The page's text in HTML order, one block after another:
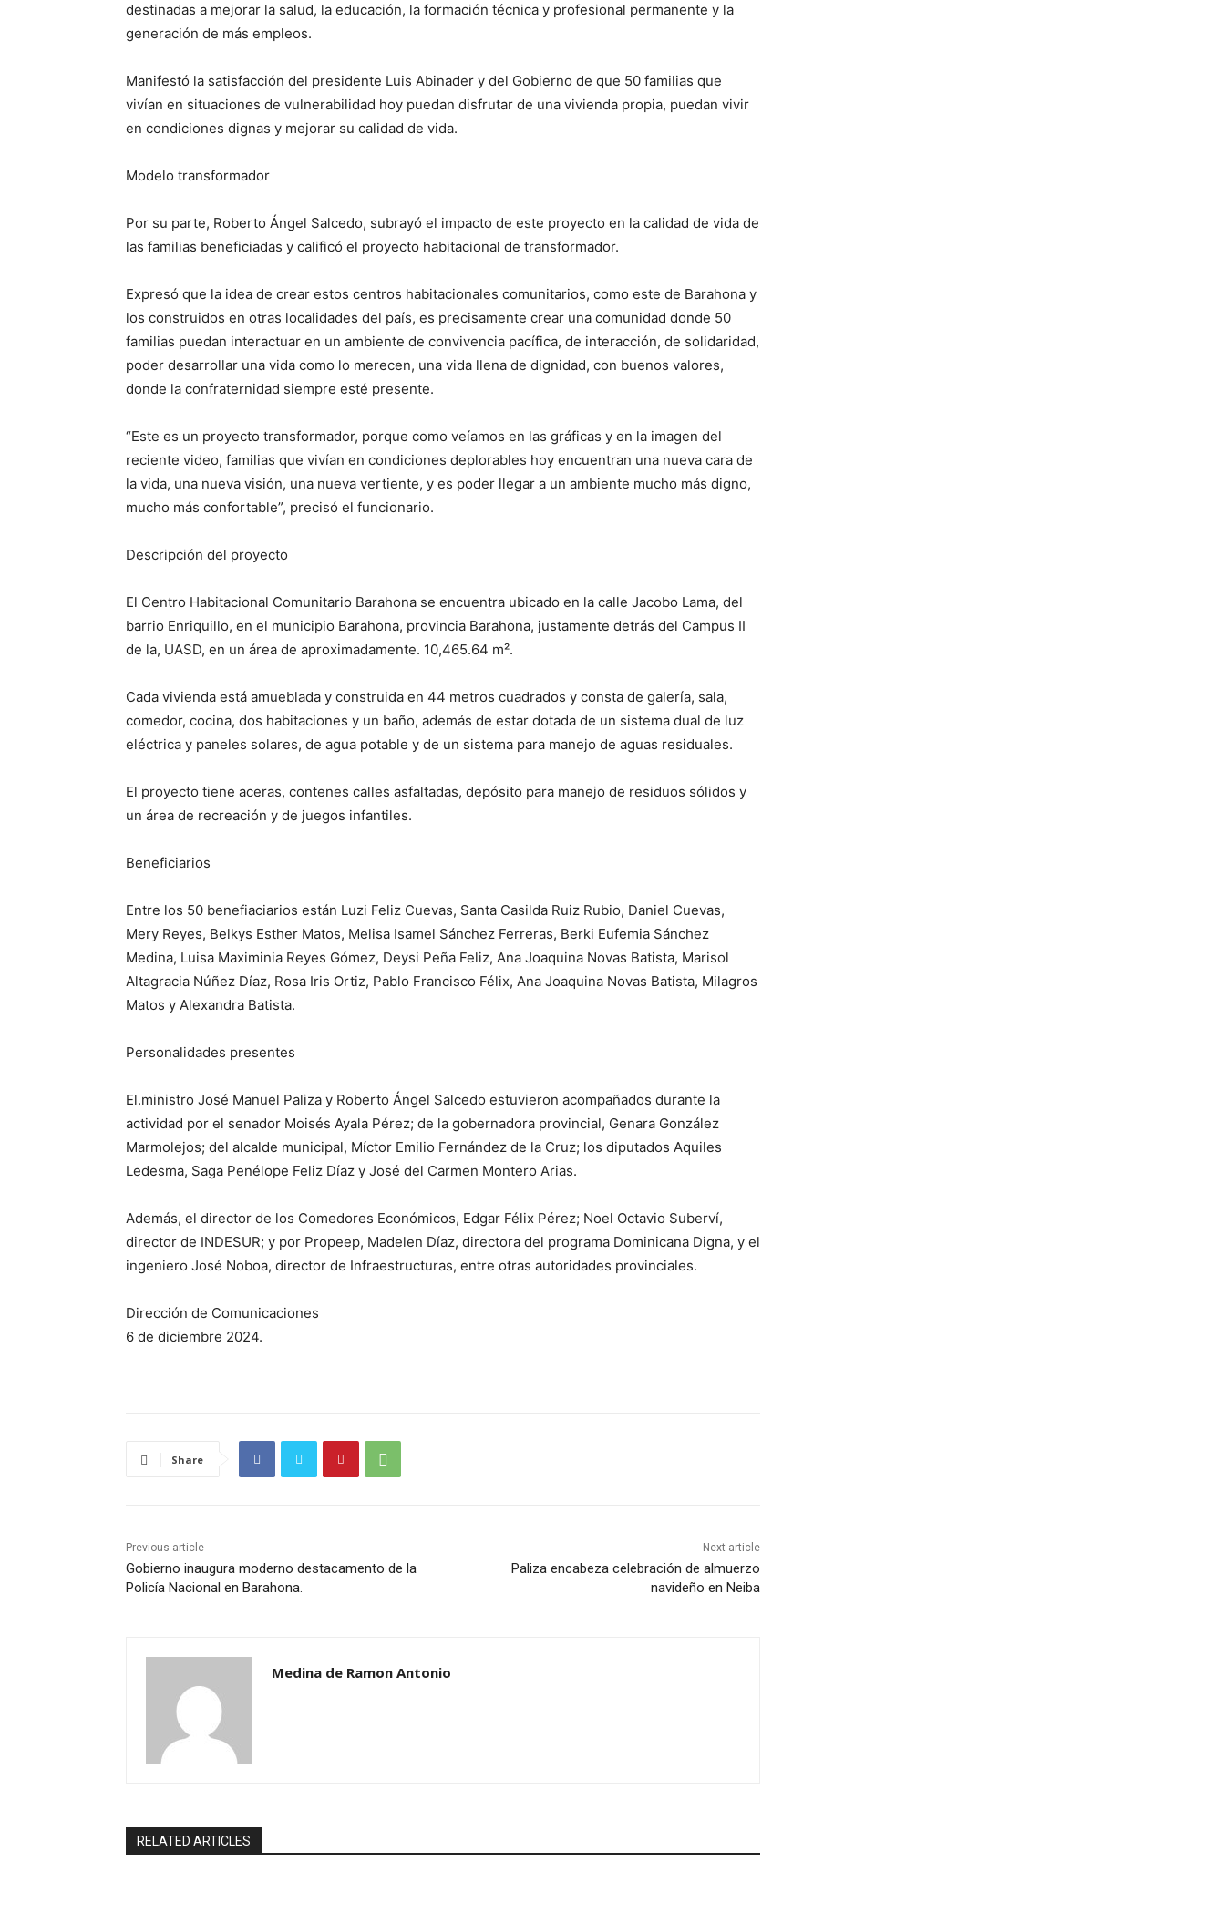
destinadas a mejorar la salud, la educación, la formación técnica y profesional permanente y la
generación de más empleos.
Manifestó la satisfacción del presidente Luis Abinader y del Gobierno de que 50 familias que
vivían en situaciones de vulnerabilidad hoy puedan disfrutar de una vivienda propia, puedan vivir
en condiciones dignas y mejorar su calidad de vida.
Modelo transformador
Por su parte, Roberto Ángel Salcedo, subrayó el impacto de este proyecto en la calidad de vida de
las familias beneficiadas y calificó el proyecto habitacional de transformador.
Expresó que la idea de crear estos centros habitacionales comunitarios, como este de Barahona y
los construidos en otras localidades del país, es precisamente crear una comunidad donde 50
familias puedan interactuar en un ambiente de convivencia pacífica, de interacción, de solidaridad,
poder desarrollar una vida como lo merecen, una vida llena de dignidad, con buenos valores,
donde la confraternidad siempre esté presente.
“Este es un proyecto transformador, porque como veíamos en las gráficas y en la imagen del
reciente video, familias que vivían en condiciones deplorables hoy encuentran una nueva cara de
la vida, una nueva visión, una nueva vertiente, y es poder llegar a un ambiente mucho más digno,
mucho más confortable”, precisó el funcionario.
Descripción del proyecto
El Centro Habitacional Comunitario Barahona se encuentra ubicado en la calle Jacobo Lama, del
barrio Enriquillo, en el municipio Barahona, provincia Barahona, justamente detrás del Campus II
de la, UASD, en un área de aproximadamente. 10,465.64 m².
Cada vivienda está amueblada y construida en 44 metros cuadrados y consta de galería, sala,
comedor, cocina, dos habitaciones y un baño, además de estar dotada de un sistema dual de luz
eléctrica y paneles solares, de agua potable y de un sistema para manejo de aguas residuales.
El proyecto tiene aceras, contenes calles asfaltadas, depósito para manejo de residuos sólidos y
un área de recreación y de juegos infantiles.
Beneficiarios
Entre los 50 benefiaciarios están Luzi Feliz Cuevas, Santa Casilda Ruiz Rubio, Daniel Cuevas,
Mery Reyes, Belkys Esther Matos, Melisa Isamel Sánchez Ferreras, Berki Eufemia Sánchez
Medina, Luisa Maximinia Reyes Gómez, Deysi Peña Feliz, Ana Joaquina Novas Batista, Marisol
Altagracia Núñez Díaz, Rosa Iris Ortiz, Pablo Francisco Félix, Ana Joaquina Novas Batista, Milagros
Matos y Alexandra Batista.
Personalidades presentes
El.ministro José Manuel Paliza y Roberto Ángel Salcedo estuvieron acompañados durante la
actividad por el senador Moisés Ayala Pérez; de la gobernadora provincial, Genara González
Marmolejos; del alcalde municipal, Míctor Emilio Fernández de la Cruz; los diputados Aquiles
Ledesma, Saga Penélope Feliz Díaz y José del Carmen Montero Arias.
Además, el director de los Comedores Económicos, Edgar Félix Pérez; Noel Octavio Suberví,
director de INDESUR; y por Propeep, Madelen Díaz, directora del programa Dominicana Digna, y el
ingeniero José Noboa, director de Infraestructuras, entre otras autoridades provinciales.
Dirección de Comunicaciones
6 de diciembre 2024.
Share
Previous article
Gobierno inaugura moderno destacamento de la
Policía Nacional en Barahona.
Next article
Paliza encabeza celebración de almuerzo
navideño en Neiba
Medina de Ramon Antonio
RELATED ARTICLES